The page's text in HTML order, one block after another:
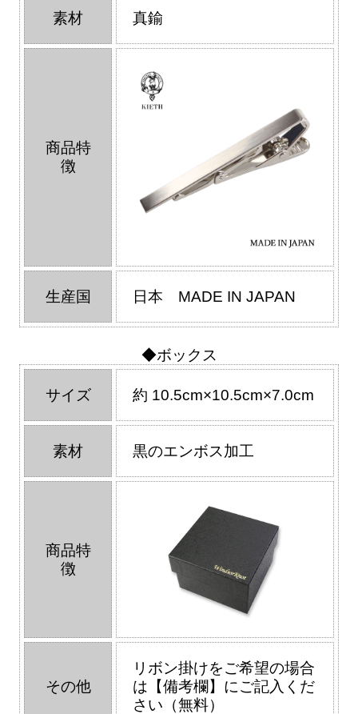
素材 真鍮
商品特
徴
生産国 日本 MADE IN JAPAN
◆ボックス
サイズ 約 10.5cm×10.5cm×7.0cm
素材 黒のエンボス加工
商品特
徴
その他
リボン掛けをご希望の場合
は【備考欄】にご記入くだ
さい（無料）